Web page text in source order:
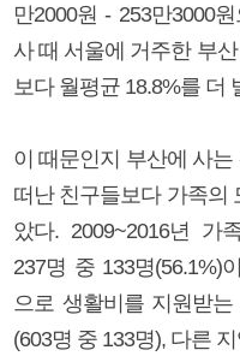
만2000원 - 253만3000
사 때 서울에 거주한 부
보다 월평균 18.8%를 더
이 때문인지 부산에 사는
떠난 친구들보다 가족의
았다. 2009~2016년 가
237명 중 133명(56.1%)
으로 생활비를 지원받
(603명 중 133명), 다른